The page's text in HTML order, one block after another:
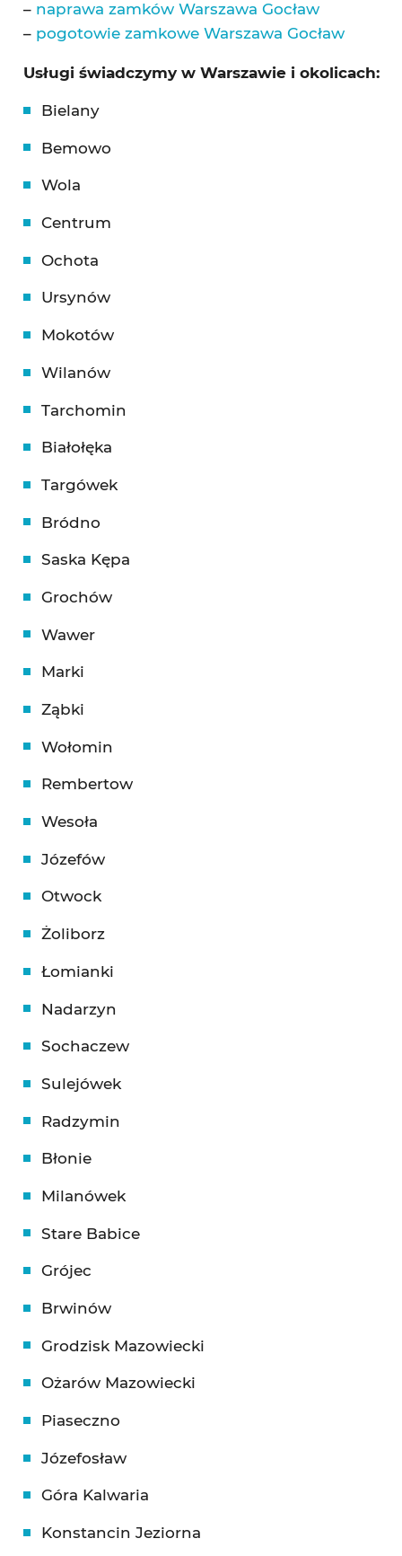
– naprawa zamków Warszawa Gocław
– pogotowie zamkowe Warszawa Gocław
Usługi świadczymy w Warszawie i okolicach:
Bielany
Bemowo
Wola
Centrum
Ochota
Ursynów
Mokotów
Wilanów
Tarchomin
Białołęka
Targówek
Bródno
Saska Kępa
Grochów
Wawer
Marki
Ząbki
Wołomin
Rembertow
Wesoła
Józefów
Otwock
Żoliborz
Łomianki
Nadarzyn
Sochaczew
Sulejówek
Radzymin
Błonie
Milanówek
Stare Babice
Grójec
Brwinów
Grodzisk Mazowiecki
Ożarów Mazowiecki
Piaseczno
Józefosław
Góra Kalwaria
Konstancin Jeziorna